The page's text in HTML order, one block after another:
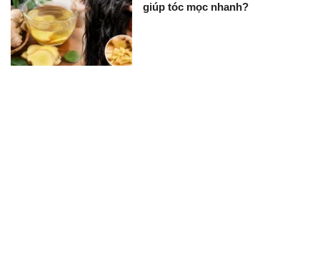
giúp tóc mọc nhanh?